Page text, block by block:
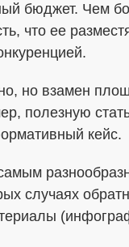
бюджет. Чем
что ее
но взамен
полезную
кейс.
случаях